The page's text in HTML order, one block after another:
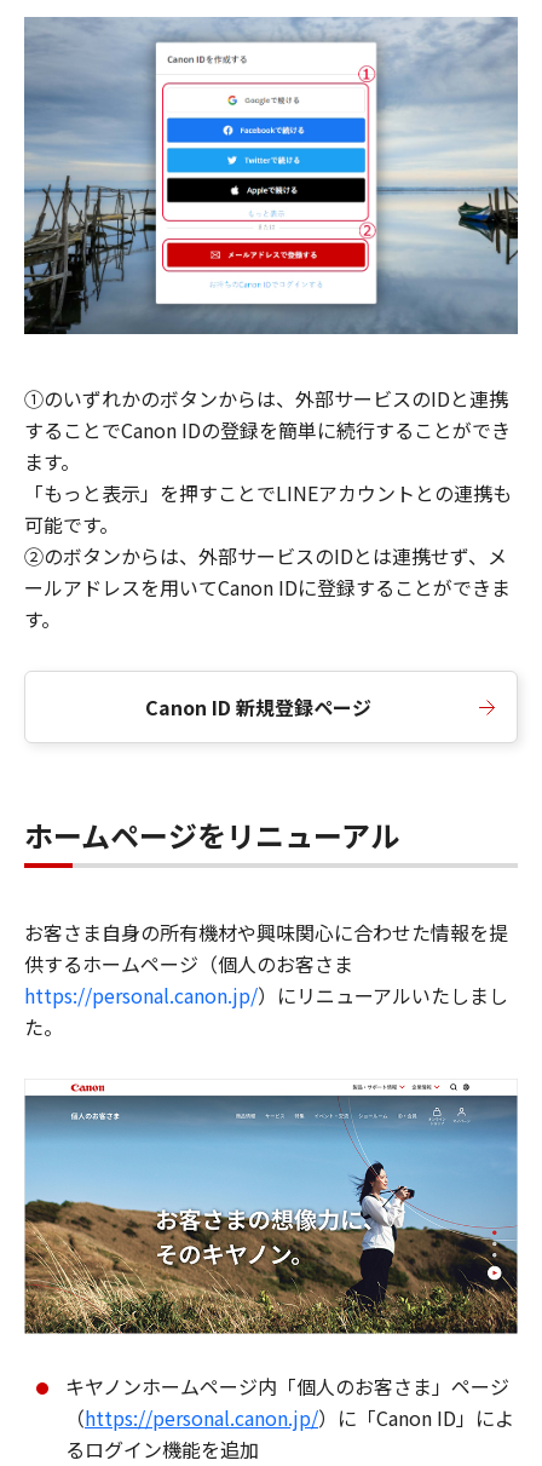
①のいずれかのボタンからは、外部サービスのIDと連携
することでCanon IDの登録を簡単に続行することができ
ます。
「もっと表示」を押すことでLINEアカウントとの連携も
可能です。
②のボタンからは、外部サービスのIDとは連携せず、メ
ールアドレスを用いてCanon IDに登録することができま
す。
Canon ID 新規登録ページ
ホームページをリニューアル
お客さま自身の所有機材や興味関心に合わせた情報を提
供するホームページ（個人のお客さま
https://personal.canon.jp/）にリニューアルいたしまし
た。
キヤノンホームページ内「個人のお客さま」ページ
（https://personal.canon.jp/）に「Canon ID」によ
るログイン機能を追加